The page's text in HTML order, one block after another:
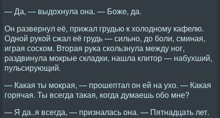
— Да, — выдохнула она. — Боже, да.
Он развернул её, прижал грудью к холодному кафелю.
Одной рукой сжал её грудь — сильно, до боли, сминая,
играя соском. Вторая рука скользнула между ног,
раздвинула мокрые складки, нашла клитор — набухший,
пульсирующий.
— Какая ты мокрая, — прошептал он ей на ухо. — Какая
горячая. Ты всегда такая, когда думаешь обо мне?
— Я да..я всегда, — призналась она. — Пятнадцать лет.